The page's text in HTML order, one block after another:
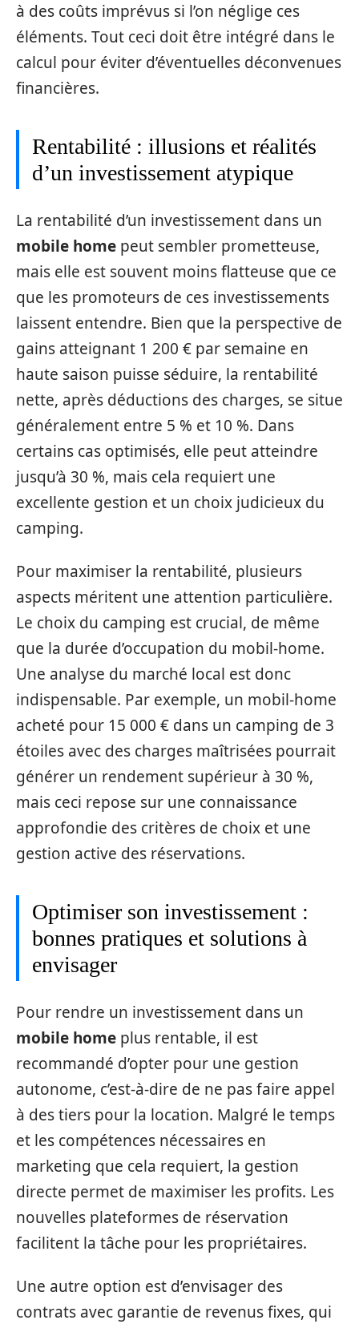
à des coûts imprévus si l’on néglige ces
éléments. Tout ceci doit être intégré dans le
calcul pour éviter d’éventuelles déconvenues
financières.
Rentabilité : illusions et réalités
d’un investissement atypique
La rentabilité d’un investissement dans un
mobile home peut sembler prometteuse,
mais elle est souvent moins flatteuse que ce
que les promoteurs de ces investissements
laissent entendre. Bien que la perspective de
gains atteignant 1 200 € par semaine en
haute saison puisse séduire, la rentabilité
nette, après déductions des charges, se situe
généralement entre 5 % et 10 %. Dans
certains cas optimisés, elle peut atteindre
jusqu’à 30 %, mais cela requiert une
excellente gestion et un choix judicieux du
camping.
Pour maximiser la rentabilité, plusieurs
aspects méritent une attention particulière.
Le choix du camping est crucial, de même
que la durée d’occupation du mobil-home.
Une analyse du marché local est donc
indispensable. Par exemple, un mobil-home
acheté pour 15 000 € dans un camping de 3
étoiles avec des charges maîtrisées pourrait
générer un rendement supérieur à 30 %,
mais ceci repose sur une connaissance
approfondie des critères de choix et une
gestion active des réservations.
Optimiser son investissement :
bonnes pratiques et solutions à
envisager
Pour rendre un investissement dans un
mobile home plus rentable, il est
recommandé d’opter pour une gestion
autonome, c’est-à-dire de ne pas faire appel
à des tiers pour la location. Malgré le temps
et les compétences nécessaires en
marketing que cela requiert, la gestion
directe permet de maximiser les profits. Les
nouvelles plateformes de réservation
facilitent la tâche pour les propriétaires.
Une autre option est d’envisager des
contrats avec garantie de revenus fixes, qui